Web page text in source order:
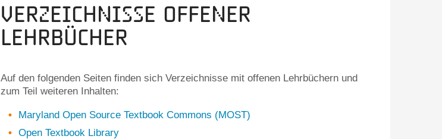
Verzeichnisse offener
Lehrbücher
Auf den folgenden Seiten finden sich Verzeichnisse mit offenen Lehrbüchern und
zum Teil weiteren Inhalten:
Maryland Open Source Textbook Commons (MOST)
Open Textbook Library